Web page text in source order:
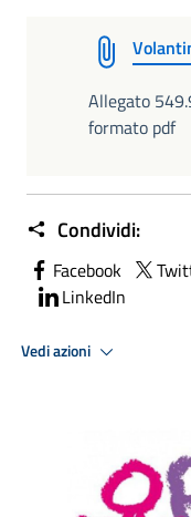
Allegato
formato pdf
Condividi:
Facebook
LinkedIn
Vedi azioni